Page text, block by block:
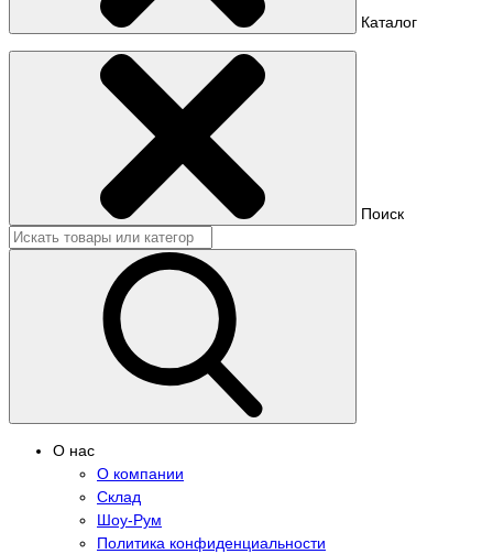
Каталог
Поиск
О нас
О компании
Склад
Шоу-Рум
Политика конфиденциальности